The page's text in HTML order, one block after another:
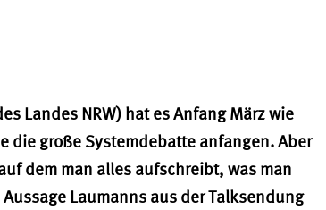
Landes NRW) hat es Anfang März wie
die große Systemdebatte anfangen. Aber
dem man alles aufschreibt, was man
Laumanns aus der Talksendung